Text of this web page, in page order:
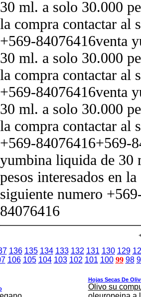
30 ml. a solo 30.000
la compra contactar al
+569-84076416venta
30 ml. a solo 30.000
la compra contactar al
+569-84076416venta
30 ml. a solo 30.000
la compra contactar al
+569-84076416+569-
yumbina liquida de 30
pesos interesados en
siguiente numero
84076416
136 135 134 133 132 131 130 129
106 105 104 103 102 101 100 99 98
Hojas Secas De
Olivo su